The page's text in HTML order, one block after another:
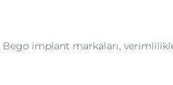
implant markaları,